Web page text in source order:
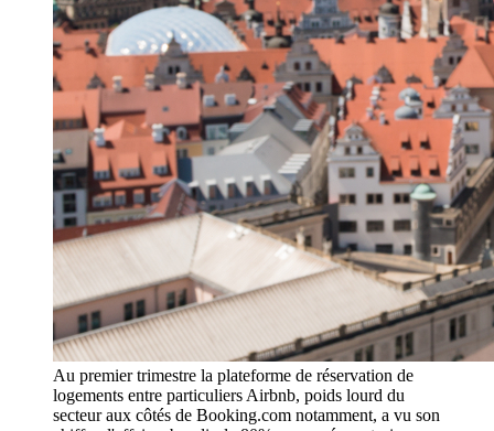
Au premier trimestre la plateforme de réservation de
logements entre particuliers Airbnb, poids lourd du
secteur aux côtés de Booking.com notamment, a vu son